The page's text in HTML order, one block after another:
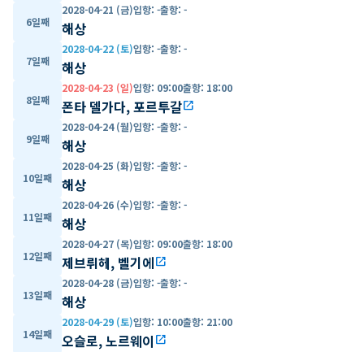
6일째
2028-04-21 (금)입항: -출항: -
해상
7일째
2028-04-22 (토)입항: -출항: -
해상
8일째
2028-04-23 (일)입항: 09:00출항: 18:00
폰타 델가다, 포르투갈open_in_new
9일째
2028-04-24 (월)입항: -출항: -
해상
10일째
2028-04-25 (화)입항: -출항: -
해상
11일째
2028-04-26 (수)입항: -출항: -
해상
12일째
2028-04-27 (목)입항: 09:00출항: 18:00
제브뤼헤, 벨기에open_in_new
13일째
2028-04-28 (금)입항: -출항: -
해상
14일째
2028-04-29 (토)입항: 10:00출항: 21:00
오슬로, 노르웨이 open_in_new